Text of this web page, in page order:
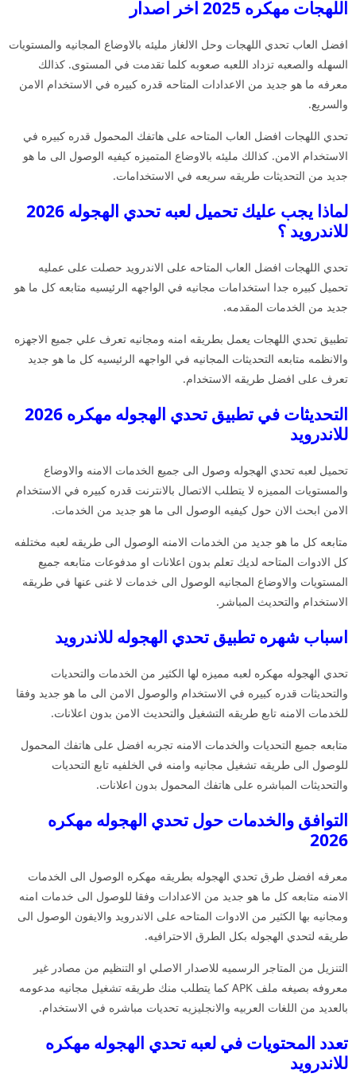
اللهجات مهكره 2025 اخر اصدار
افضل العاب تحدي اللهجات وحل الالغاز مليئه بالاوضاع المجانيه والمستويات
السهله والصعبه تزداد اللعبه صعوبه كلما تقدمت في المستوى. كذالك
معرفه ما هو جديد من الاعدادات المتاحه قدره كبيره في الاستخدام الامن
والسريع.
تحدي اللهجات افضل العاب المتاحه على هاتفك المحمول قدره كبيره في
الاستخدام الامن. كذالك مليئه بالاوضاع المتميزه كيفيه الوصول الى ما هو
جديد من التحديثات طريقه سريعه في الاستخدامات.
لماذا يجب عليك تحميل لعبه تحدي الهجوله 2026
للاندرويد ؟
تحدي اللهجات افضل العاب المتاحه على الاندرويد حصلت على عمليه
تحميل كبيره جدا استخدامات مجانيه في الواجهه الرئيسيه متابعه كل ما هو
جديد من الخدمات المقدمه.
تطبيق تحدي اللهجات يعمل بطريقه امنه ومجانيه تعرف علي جميع الاجهزه
والانظمه متابعه التحديثات المجانيه في الواجهه الرئيسيه كل ما هو جديد
تعرف على افضل طريقه الاستخدام.
التحديثات في تطبيق تحدي الهجوله مهكره 2026
للاندرويد
تحميل لعبه تحدي الهجوله وصول الى جميع الخدمات الامنه والاوضاع
والمستويات المميزه لا يتطلب الاتصال بالانترنت قدره كبيره في الاستخدام
الامن ابحث الان حول كيفيه الوصول الى ما هو جديد من الخدمات.
متابعه كل ما هو جديد من الخدمات الامنه الوصول الى طريقه لعبه مختلفه
كل الادوات المتاحه لديك تعلم بدون اعلانات او مدفوعات متابعه جميع
المستويات والاوضاع المجانيه الوصول الى خدمات لا غنى عنها في طريقه
الاستخدام والتحديث المباشر.
اسباب شهره تطبيق تحدي الهجوله للاندرويد
تحدي الهجوله مهكره لعبه مميزه لها الكثير من الخدمات والتحديات
والتحديثات قدره كبيره في الاستخدام والوصول الامن الى ما هو جديد وفقا
للخدمات الامنه تابع طريقه التشغيل والتحديث الامن بدون اعلانات.
متابعه جميع التحديات والخدمات الامنه تجربه افضل على هاتفك المحمول
للوصول الى طريقه تشغيل مجانيه وامنه في الخلفيه تابع التحديات
والتحديثات المباشره على هاتفك المحمول بدون اعلانات.
التوافق والخدمات حول تحدي الهجوله مهكره
2026
معرفه افضل طرق تحدي الهجوله بطريقه مهكره الوصول الى الخدمات
الامنه متابعه كل ما هو جديد من الاعدادات وفقا للوصول الى خدمات امنه
ومجانيه بها الكثير من الادوات المتاحه على الاندرويد والايفون الوصول الى
طريقه لتحدي الهجوله بكل الطرق الاحترافيه.
التنزيل من المتاجر الرسميه للاصدار الاصلي او التنظيم من مصادر غير
معروفه بصيغه ملف APK كما يتطلب منك طريقه تشغيل مجانيه مدعومه
بالعديد من اللغات العربيه والانجليزيه تحديات مباشره في الاستخدام.
تعدد المحتويات في لعبه تحدي الهجوله مهكره
للاندرويد